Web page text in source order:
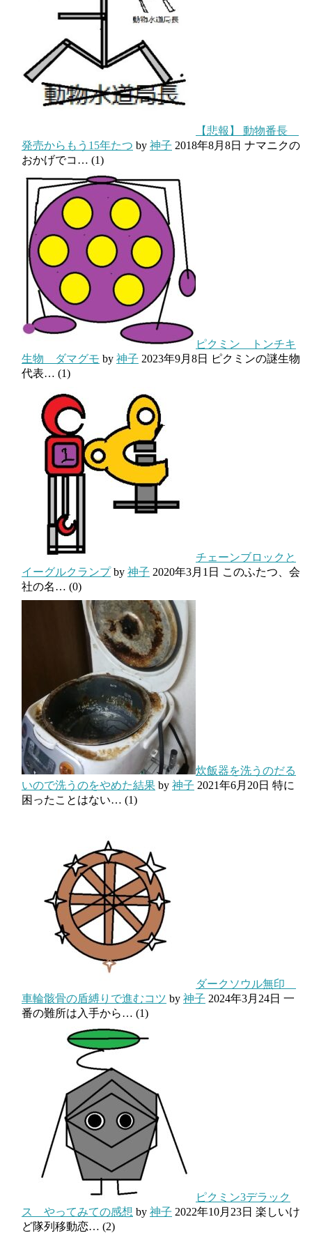
【悲報】 動物番長
発売からもう15年たつ by 神子 2018年8月8日 ナマニクの
おかげでコ… (1)
ピクミン トンチキ
生物 ダマグモ by 神子 2023年9月8日
ピクミンの謎生物
代表… (1)
チェーンブロックと
イーグルクランプby 神子 2020年3月1日 このふたつ、会
社の名… (0)
炊飯器を洗うのだる
いので洗うのをやめた結果 by 神子 2021年6月20日 特に
困ったことはない… (1)
ダークソウル無印
車輪骸骨の盾縛りで進むコツ by 神子 2024年3月24日 一
番の難所は入手から… (1)
ピクミン3デラック
ス やってみての感想 by 神子 2022年10月23日 楽しいけ
ど隊列移動恋… (2)